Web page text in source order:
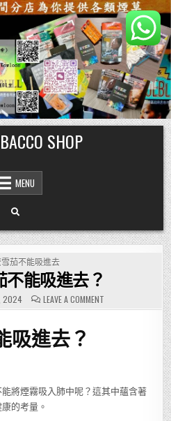
SHOP
MENU
茄不能吸進去
不能吸進去？
2024 LEAVE A COMMENT
為
吸進去？
將煙霧吸入肺中呢？這其中蘊含著
的考量。